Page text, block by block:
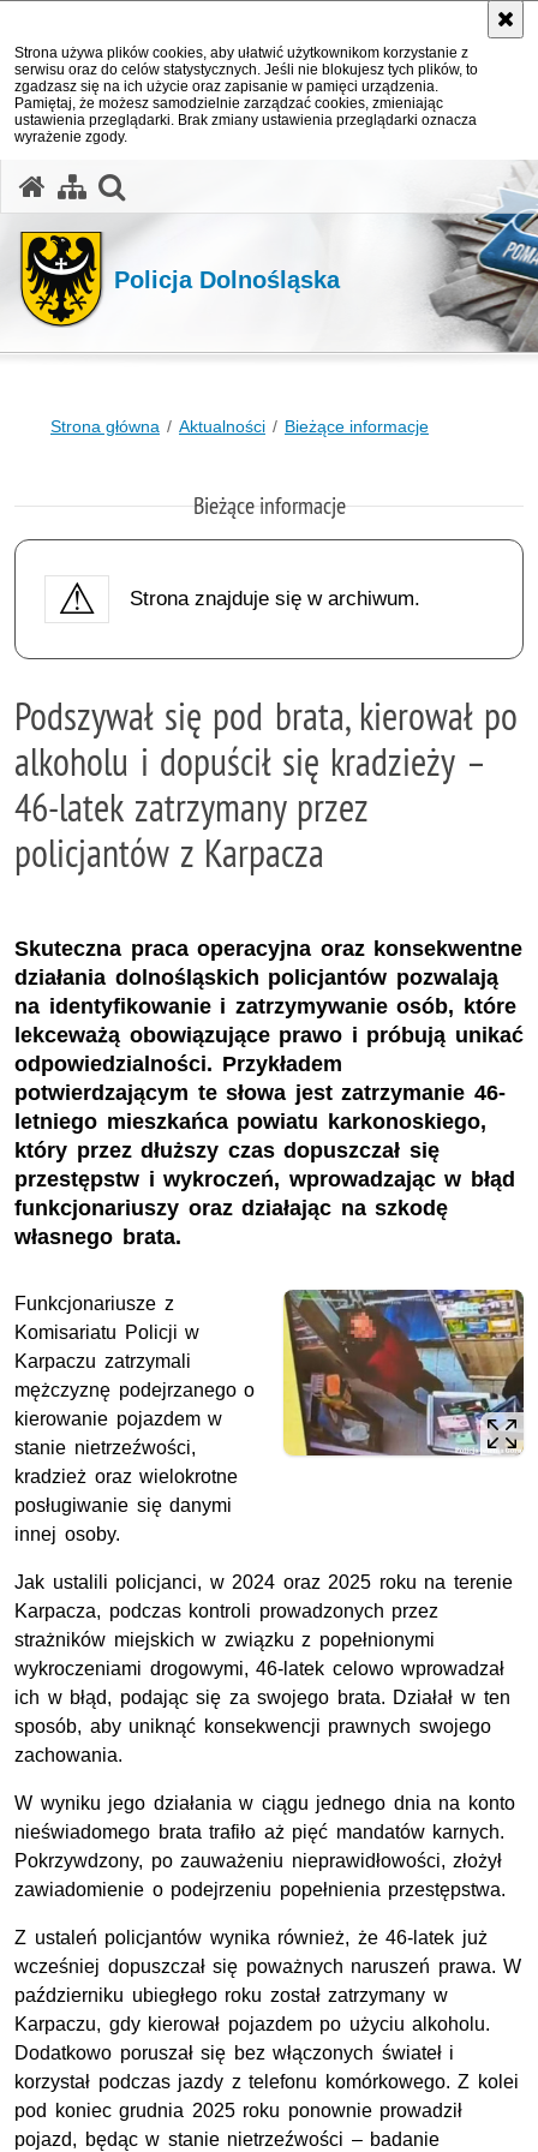
Strona używa plików cookies, aby ułatwić użytkownikom korzystanie z
serwisu oraz do celów statystycznych. Jeśli nie blokujesz tych plików, to
zgadzasz się na ich użycie oraz zapisanie w pamięci urządzenia.
Pamiętaj, że możesz samodzielnie zarządzać cookies, zmieniając
ustawienia przeglądarki. Brak zmiany ustawienia przeglądarki oznacza
wyrażenie zgody.
Policja Dolnośląska
Strona główna Aktualności Bieżące informacje
Bieżące informacje
Strona znajduje się w archiwum.
Podszywał się pod brata, kierował po
alkoholu i dopuścił się kradzieży –
46-latek zatrzymany przez
policjantów z Karpacza
Skuteczna praca operacyjna oraz konsekwentne
działania dolnośląskich policjantów pozwalają
na identyfikowanie i zatrzymywanie osób, które
lekceważą obowiązujące prawo i próbują unikać
odpowiedzialności. Przykładem
potwierdzającym te słowa jest zatrzymanie 46-
letniego mieszkańca powiatu karkonoskiego,
który przez dłuższy czas dopuszczał się
przestępstw i wykroczeń, wprowadzając w błąd
funkcjonariuszy oraz działając na szkodę
własnego brata.
Funkcjonariusze z
Komisariatu Policji w
Karpaczu zatrzymali
mężczyznę podejrzanego o
kierowanie pojazdem w
stanie nietrzeźwości,
kradzież oraz wielokrotne
posługiwanie się danymi
innej osoby.
Jak ustalili policjanci, w 2024 oraz 2025 roku na terenie
Karpacza, podczas kontroli prowadzonych przez
strażników miejskich w związku z popełnionymi
wykroczeniami drogowymi, 46-latek celowo wprowadzał
ich w błąd, podając się za swojego brata. Działał w ten
sposób, aby uniknąć konsekwencji prawnych swojego
zachowania.
W wyniku jego działania w ciągu jednego dnia na konto
nieświadomego brata trafiło aż pięć mandatów karnych.
Pokrzywdzony, po zauważeniu nieprawidłowości, złożył
zawiadomienie o podejrzeniu popełnienia przestępstwa.
Z ustaleń policjantów wynika również, że 46-latek już
wcześniej dopuszczał się poważnych naruszeń prawa. W
październiku ubiegłego roku został zatrzymany w
Karpaczu, gdy kierował pojazdem po użyciu alkoholu.
Dodatkowo poruszał się bez włączonych świateł i
korzystał podczas jazdy z telefonu komórkowego. Z kolei
pod koniec grudnia 2025 roku ponownie prowadził
pojazd, będąc w stanie nietrzeźwości – badanie